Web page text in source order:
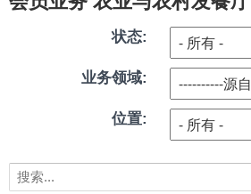
状态:
业务领域:
位置: